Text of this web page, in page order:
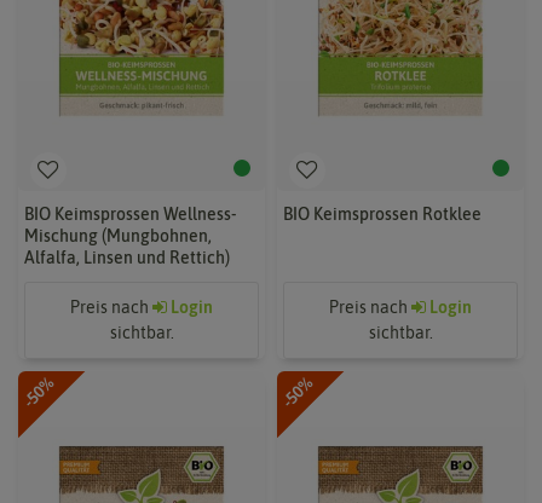
BIO Keimsprossen Wellness-
Mischung (Mungbohnen,
Alfalfa, Linsen und Rettich)
Preis nach
Login
sichtbar.
BIO Keimsprossen Rotklee
Preis nach
Login
sichtbar.
-50% -50%